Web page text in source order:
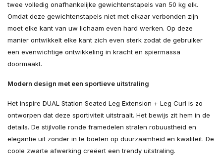
twee volledig onafhankelijke gewichtenstapels van 50 kg elk.
Omdat deze gewichtenstapels niet met elkaar verbonden zijn
moet elke kant van uw lichaam even hard werken. Op deze
manier ontwikkelt elke kant zich even sterk zodat de gebruiker
een evenwichtige ontwikkeling in kracht en spiermassa
doormaakt.
Modern design met een sportieve uitstraling
Het inspire DUAL Station Seated Leg Extension + Leg Curl is zo
ontworpen dat deze sportiviteit uitstraalt. Het bewijs zit hem in de
details. De stijlvolle ronde framedelen stralen robuustheid en
elegantie uit zonder in te boeten op duurzaamheid en kwaliteit. De
coole zwarte afwerking creëert een trendy uitstraling.